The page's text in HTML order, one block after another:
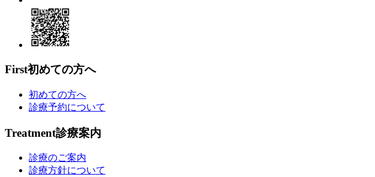
First初めての方へ
初めての方へ
診療予約について
Treatment診療案内
診療のご案内
診療方針について